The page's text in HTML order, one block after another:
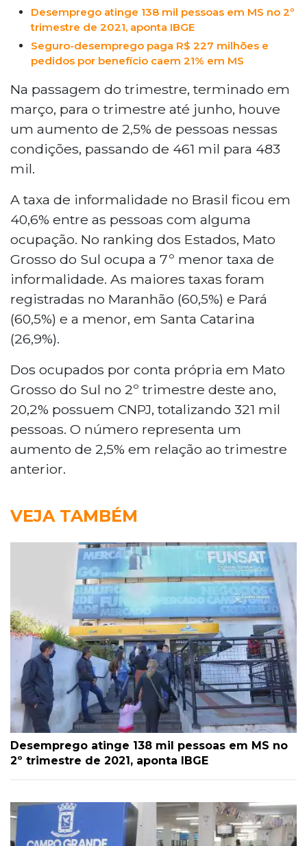
Desemprego atinge 138 mil pessoas em MS no 2º
trimestre de 2021, aponta IBGE
Seguro-desemprego paga R$ 227 milhões e
pedidos por benefício caem 21% em MS
Na passagem do trimestre, terminado em
março, para o trimestre até junho, houve
um aumento de 2,5% de pessoas nessas
condições, passando de 461 mil para 483
mil.
A taxa de informalidade no Brasil ficou em
40,6% entre as pessoas com alguma
ocupação. No ranking dos Estados, Mato
Grosso do Sul ocupa a 7º menor taxa de
informalidade. As maiores taxas foram
registradas no Maranhão (60,5%) e Pará
(60,5%) e a menor, em Santa Catarina
(26,9%).
Dos ocupados por conta própria em Mato
Grosso do Sul no 2º trimestre deste ano,
20,2% possuem CNPJ, totalizando 321 mil
pessoas. O número representa um
aumento de 2,5% em relação ao trimestre
anterior.
VEJA TAMBÉM
Desemprego atinge 138 mil pessoas em MS no
2º trimestre de 2021, aponta IBGE